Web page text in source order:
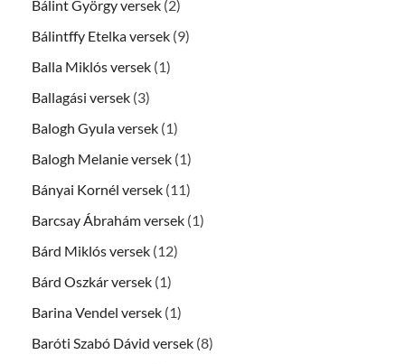
Bálint György versek (2)
Bálintffy Etelka versek (9)
Balla Miklós versek (1)
Ballagási versek (3)
Balogh Gyula versek (1)
Balogh Melanie versek (1)
Bányai Kornél versek (11)
Barcsay Ábrahám versek (1)
Bárd Miklós versek (12)
Bárd Oszkár versek (1)
Barina Vendel versek (1)
Baróti Szabó Dávid versek (8)